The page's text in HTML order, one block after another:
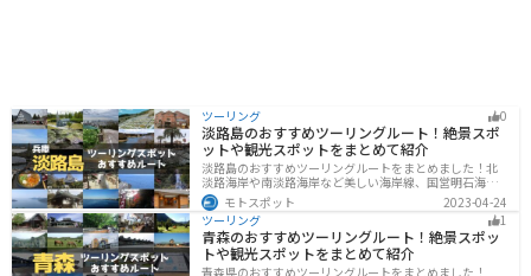
ツーリング 0
淡路島のおすすめツーリングルート！絶景スポ
ットや観光スポットをまとめて紹介
淡路島のおすすめツーリングルートをまとめました！北
淡路海岸や南淡路海岸など美しい海岸線、国営明石海峡
公園や淡路夢舞台など、自然とアートが融合した施設も
多数あります。バイクで淡路島にツーリングに行く際は
参考にしてください。
モトスポット
2023-04-24
ツーリング
1
青森のおすすめツーリングルート！絶景スポッ
トや観光スポットをまとめて紹介
青森県のおすすめツーリングルートをまとめました！